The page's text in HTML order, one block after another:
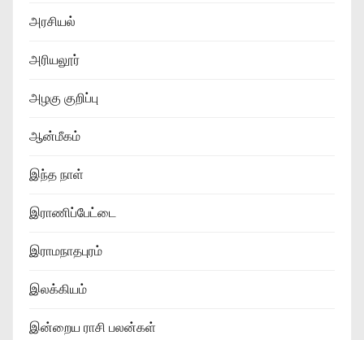
அரசியல்
அரியலூர்
அழகு குறிப்பு
ஆன்மீகம்
இந்த நாள்
இராணிப்பேட்டை
இராமநாதபுரம்
இலக்கியம்
இன்றைய ராசி பலன்கள்